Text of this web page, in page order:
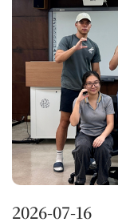
2026-07-16